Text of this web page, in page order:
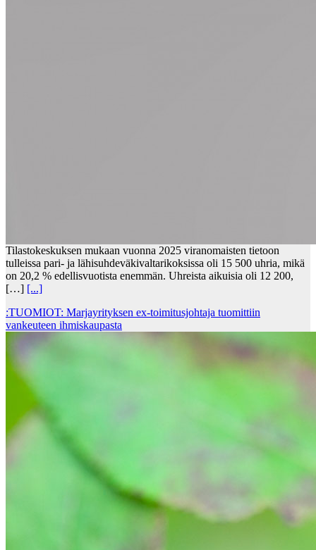
Tilastokeskuksen mukaan vuonna 2025 viranomaisten tietoon
tulleissa pari- ja lähisuhdeväkivaltarikoksissa oli 15 500 uhria, mikä
on 20,2 % edellisvuotista enemmän. Uhreista aikuisia oli 12 200,
[…] [...]
:TUOMIOT: Marjayrityksen ex-toimitusjohtaja tuomittiin
vankeuteen ihmiskaupasta